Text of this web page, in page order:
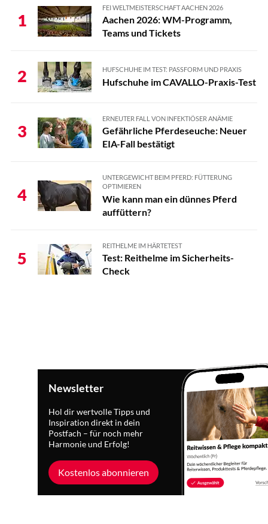
1
FEI WELTMEISTERSCHAFT AACHEN 2026
Aachen 2026: WM-Programm,
Teams und Tickets
2 HUFSCHUHE IM TEST: PASSFORM UND PRAXIS
Hufschuhe im CAVALLO-Praxis-Test
3
ERNEUTER FALL VON INFEKTIÖSER ANÄMIE
Gefährliche Pferdeseuche: Neuer
EIA-Fall bestätigt
4
UNTERGEWICHT BEIM PFERD: FÜTTERUNG
OPTIMIEREN
Wie kann man ein dünnes Pferd
auffüttern?
5
REITHELME IM HÄRTETEST
Test: Reithelme im Sicherheits-
Check
Newsletter
Hol dir wertvolle Tipps und
Inspiration direkt in dein
Postfach – für noch mehr
Harmonie und Erfolg!
Kostenlos abonnieren